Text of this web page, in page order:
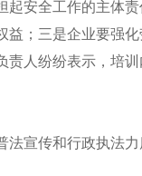
安全工作的主体
；三是企业要强
人纷纷表示，培
宣传和行政执法